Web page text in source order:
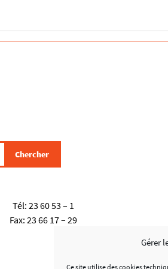
Gérer
Ce site utilise des cookies
Tél: 23 60 53 – 1
Fax: 23 66 17 – 29